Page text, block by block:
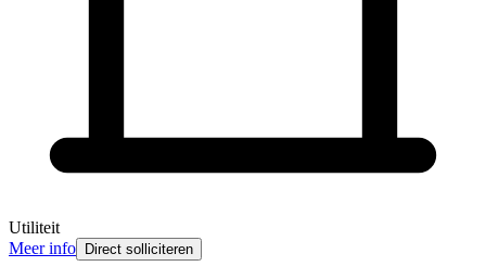
Utiliteit
Meer info Direct solliciteren